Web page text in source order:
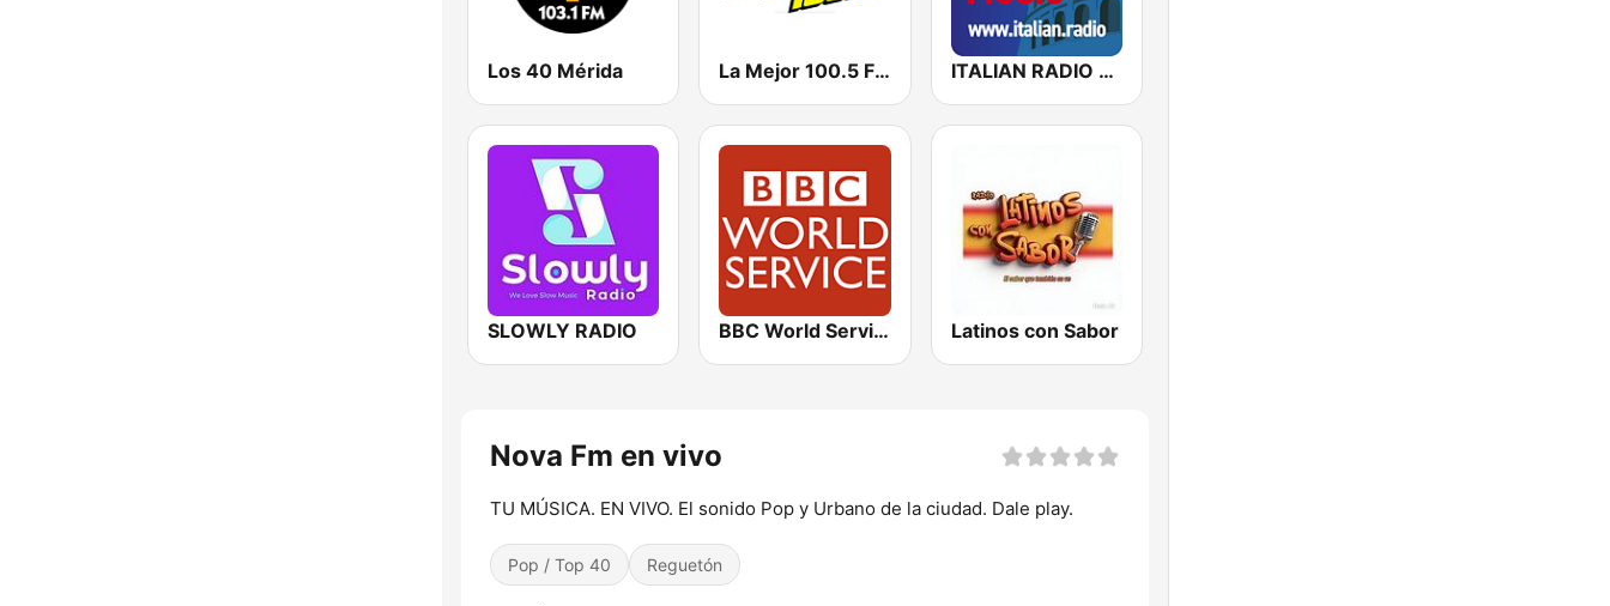
Los 40 Mérida La Mejor 100.5 FM ITALIAN RADIO - ITALIAN.radio
SLOWLY RADIO BBC World Service Latinos con Sabor
Nova Fm en vivo
TU MÚSICA. EN VIVO. El sonido Pop y Urbano de la ciudad. Dale play.
Pop / Top 40 Reguetón